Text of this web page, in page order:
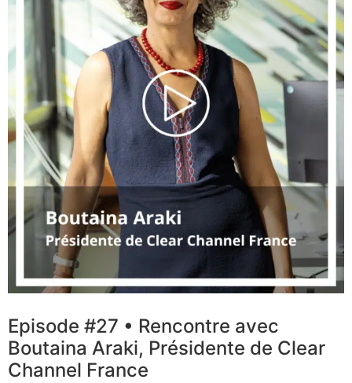
Episode #27 • Rencontre avec
Boutaina Araki, Présidente de Clear
Channel France